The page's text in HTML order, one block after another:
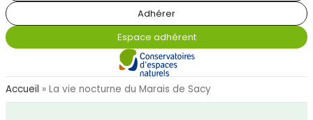
Adhérer
Espace adhérent
Accueil » La vie nocturne du Marais de Sacy